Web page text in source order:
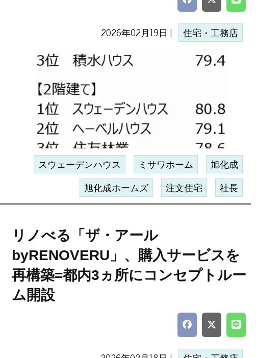
2026年02月19日 | 住宅・工務店
スウェーデンハウス ミサワホーム 旭化成
旭化成ホームズ 注文住宅 社長
リノべる「ザ・アール
byRENOVERU」、購入サービスを
再構築=都内3ヵ所にコンセプトルー
ム開設